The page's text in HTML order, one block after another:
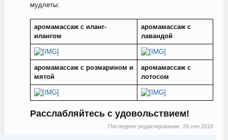
мудлеты:
аромамассаж с иланг-
илангом
аромамассаж с
лавандой
аромамассаж с розмарином и
мятой
аромамассаж с
лотосом
Расслабляйтесь с удовольствием!
Последнее редактирование:26 сен 2018